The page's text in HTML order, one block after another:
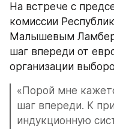
На встрече с
комиссии
Малышевым Ламбер
шаг впереди от
организации
«Порой мне
шаг впереди. К
индукционную